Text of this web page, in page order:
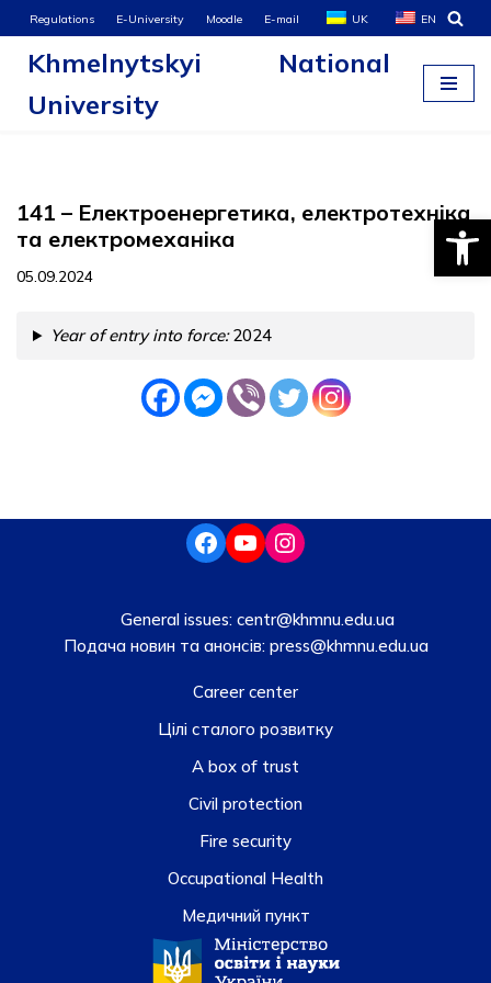
Skip
content
Regulations E-University Moodle E-mail UK EN
Khmelnytskyi National
University
141 – Електроенергетика, електротехніка
та електромеханіка
05.09.2024
Year of entry into force:2024
General issues: centr@khmnu.edu.ua
Подача новин та анонсів:press@khmnu.edu.ua
Career center
Цілі сталого розвитку
A box of trust
Civil protection
Fire security
Occupational Health
Медичний пункт